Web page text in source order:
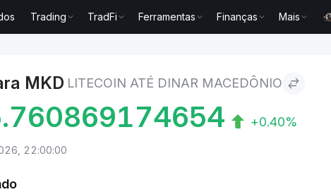
Trading TradFi Ferramentas Finanças Mais
MKD LITECOIN ATÉ DINAR MACEDÔNIO
+0.40%
22:00:00